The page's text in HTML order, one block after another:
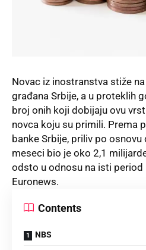
Novac iz inostranstva stiže
građana Srbije, a u proteklih
broj onih koji dobijaju ovu
novca koju su primili. Prema
banke Srbije, priliv po
meseci bio je oko 2,1
odsto u odnosu na isti period
Euronews.
Contents
NBS